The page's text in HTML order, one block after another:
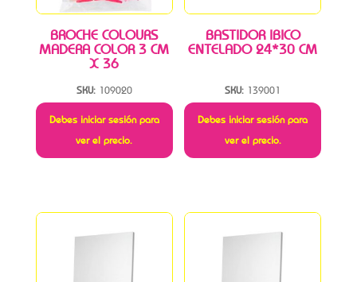
BROCHE COLOURS
MADERA COLOR 3 CM
X 36
SKU: 109020
Debes iniciar sesión para
ver el precio.
BASTIDOR IBICO
ENTELADO 24*30 CM
SKU: 139001
Debes iniciar sesión para
ver el precio.